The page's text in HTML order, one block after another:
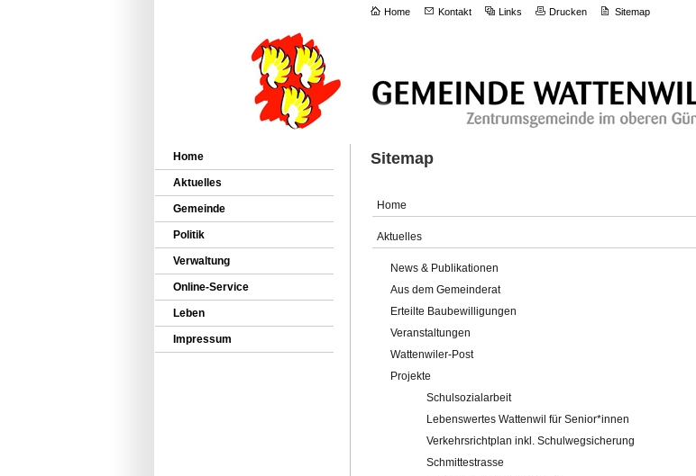
Home Kontakt Links Drucken Sitemap
Home
Aktuelles
Gemeinde
Politik
Verwaltung
Online-Service
Leben
Impressum
Sitemap
Home
Aktuelles
News & Publikationen
Aus dem Gemeinderat
Erteilte Baubewilligungen
Veranstaltungen
Wattenwiler-Post
Projekte
Schulsozialarbeit
Lebenswertes Wattenwil für Senior*innen
Verkehrsrichtplan inkl. Schulwegsicherung
Schmittestrasse